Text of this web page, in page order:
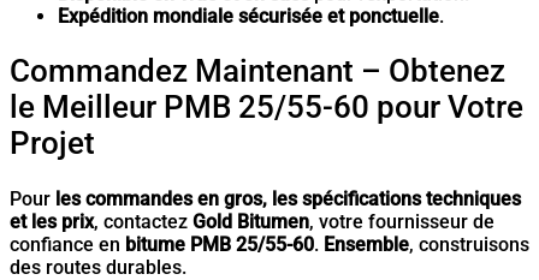
Expédition mondiale sécurisée et ponctuelle.
Commandez Maintenant – Obtenez
le Meilleur PMB 25/55-60 pour Votre
Projet
Pour les commandes en gros, les spécifications techniques
et les prix, contactez Gold Bitumen, votre fournisseur de
confiance en bitume PMB 25/55-60. Ensemble, construisons
des routes durables.